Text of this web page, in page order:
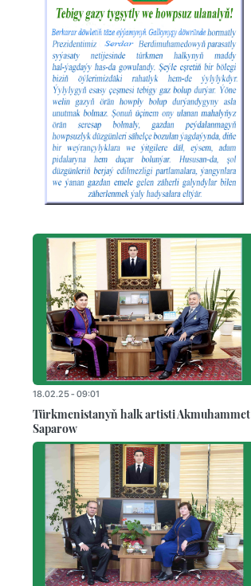
18.02.25 - 09:01
Türkmenistanyň halk artisti Akmuhammet
Saparow